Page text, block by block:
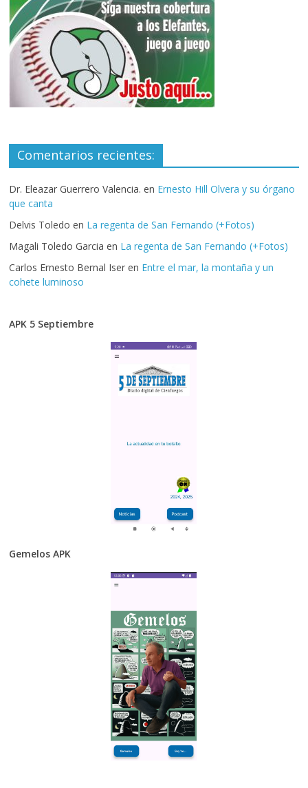
Comentarios recientes:
Dr. Eleazar Guerrero Valencia. en Ernesto Hill Olvera y su órgano
que canta
Delvis Toledo en La regenta de San Fernando (+Fotos)
Magali Toledo Garcia en La regenta de San Fernando (+Fotos)
Carlos Ernesto Bernal Iser en Entre el mar, la montaña y un
cohete luminoso
APK 5 Septiembre
Gemelos APK